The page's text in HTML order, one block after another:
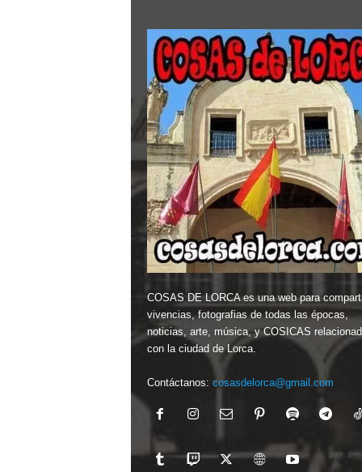
COSAS DE LORCA es una web para
vivencias, fotografias de todas las épocas,
noticias, arte, música, y COSICAS
con la ciudad de Lorca.
Contáctanos: cosasdelorca@gmail.com